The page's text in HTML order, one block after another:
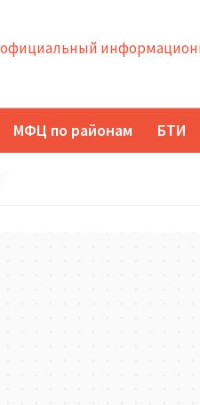
МФЦ по районам БТИ